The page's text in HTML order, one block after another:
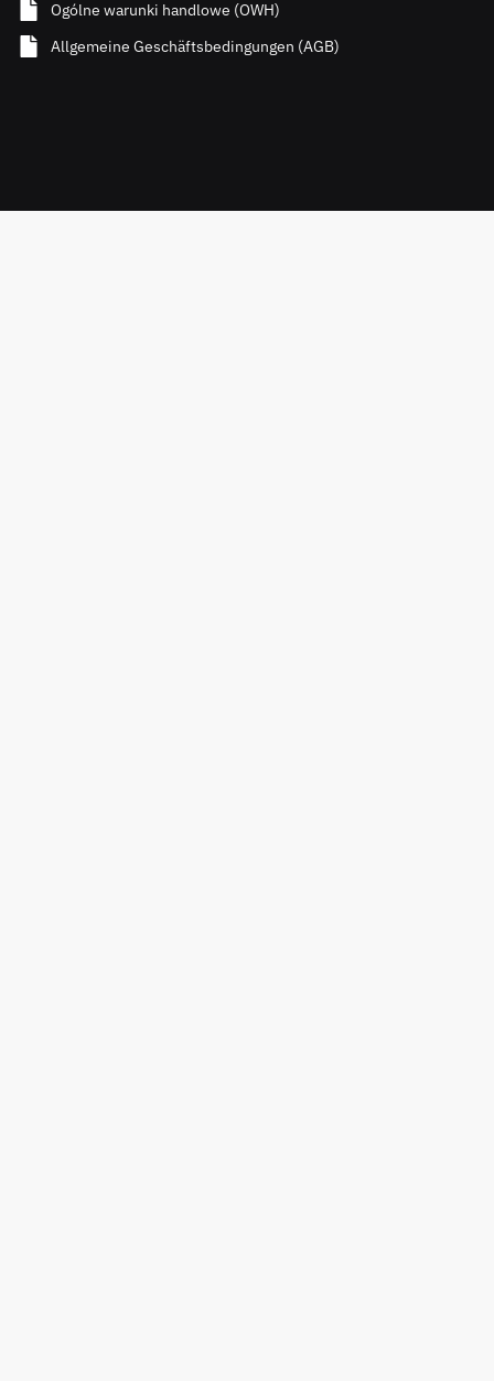
Ogólne warunki handlowe (OWH)
Allgemeine Geschäftsbedingungen (AGB)